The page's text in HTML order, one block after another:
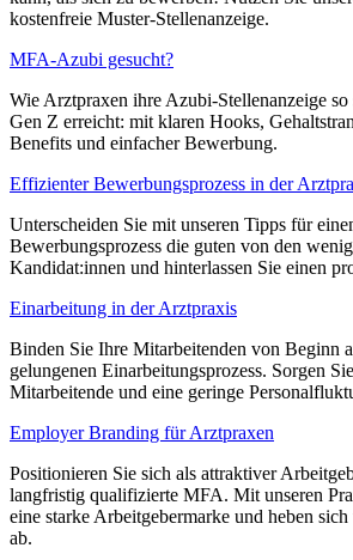
kostenfreie Muster-Stellenanzeige.
MFA-Azubi gesucht?
Wie Arztpraxen ihre Azubi-Stellenanzeige so
Gen Z erreicht: mit klaren Hooks,
Benefits und einfacher Bewerbung.
Effizienter Bewerbungsprozess in der
Unterscheiden Sie mit unseren Tipps für
Bewerbungsprozess die guten von den
Kandidat:innen und hinterlassen Sie einen
Einarbeitung in der Arztpraxis
Binden Sie Ihre Mitarbeitenden von Beginn
gelungenen Einarbeitungsprozess. Sorgen
Mitarbeitende und eine geringe
Employer Branding für Arztpraxen
Positionieren Sie sich als attraktiver
langfristig qualifizierte MFA. Mit unseren
eine starke Arbeitgebermarke und heben
ab.